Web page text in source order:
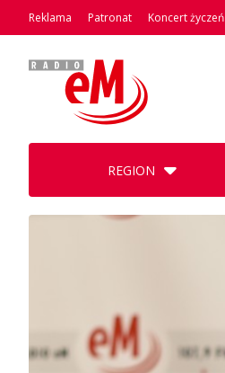
Reklama Patronat Koncert życzeń
REGION